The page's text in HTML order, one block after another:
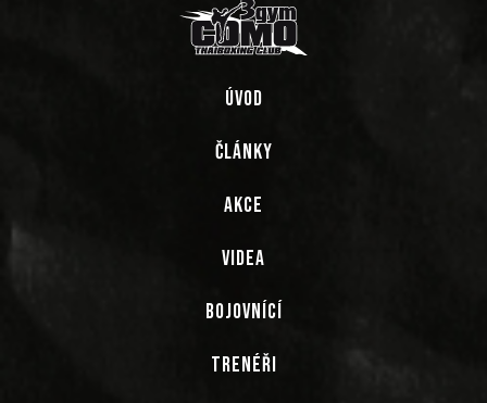
ÚVOD
ČLÁNKY
AKCE
VIDEA
BOJOVNÍCÍ
TRENÉŘI